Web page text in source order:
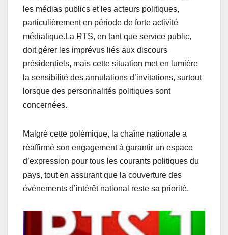
les médias publics et les acteurs politiques,
particulièrement en période de forte activité
médiatique.La RTS, en tant que service public,
doit gérer les imprévus liés aux discours
présidentiels, mais cette situation met en lumière
la sensibilité des annulations d’invitations, surtout
lorsque des personnalités politiques sont
concernées.
Malgré cette polémique, la chaîne nationale a
réaffirmé son engagement à garantir un espace
d’expression pour tous les courants politiques du
pays, tout en assurant que la couverture des
événements d’intérêt national reste sa priorité.